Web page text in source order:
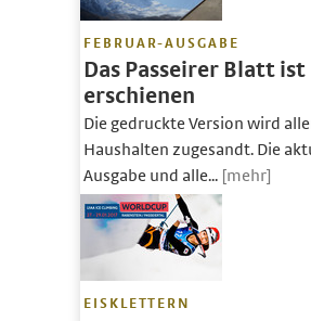
FEBRUAR-AUSGABE
Das Passeirer Blatt ist
erschienen
Die gedruckte Version wird
Haushalten zugesandt. Die
Ausgabe und alle... [mehr]
EISKLETTERN